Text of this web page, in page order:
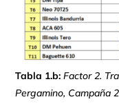
Tabla 1.b:Factor 2.
Pergamino, Campaña